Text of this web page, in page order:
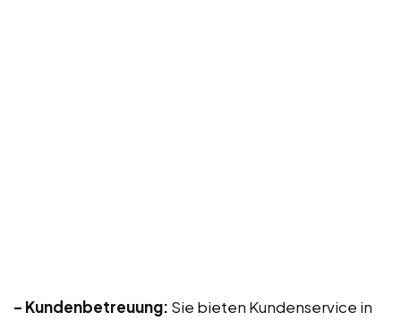
– Kundenbetreuung: Sie bieten Kundenservice in